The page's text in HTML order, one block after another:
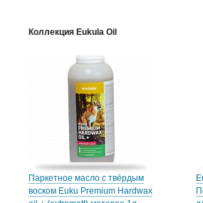
Коллекция Eukula Oil
Паркетное масло c твёрдым
воском Euku Premium Hardwax